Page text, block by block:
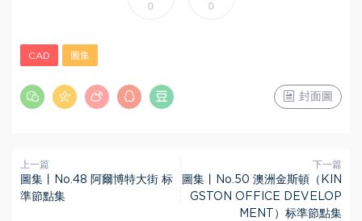
0 0
CAD 圖集
封面圖
上一篇
圖集丨No.48 阿爾博特大街 标
準節點集
下一篇
圖集丨No.50 澳洲金斯頓（KIN
GSTON OFFICE DEVELOP
MENT）标準節點集